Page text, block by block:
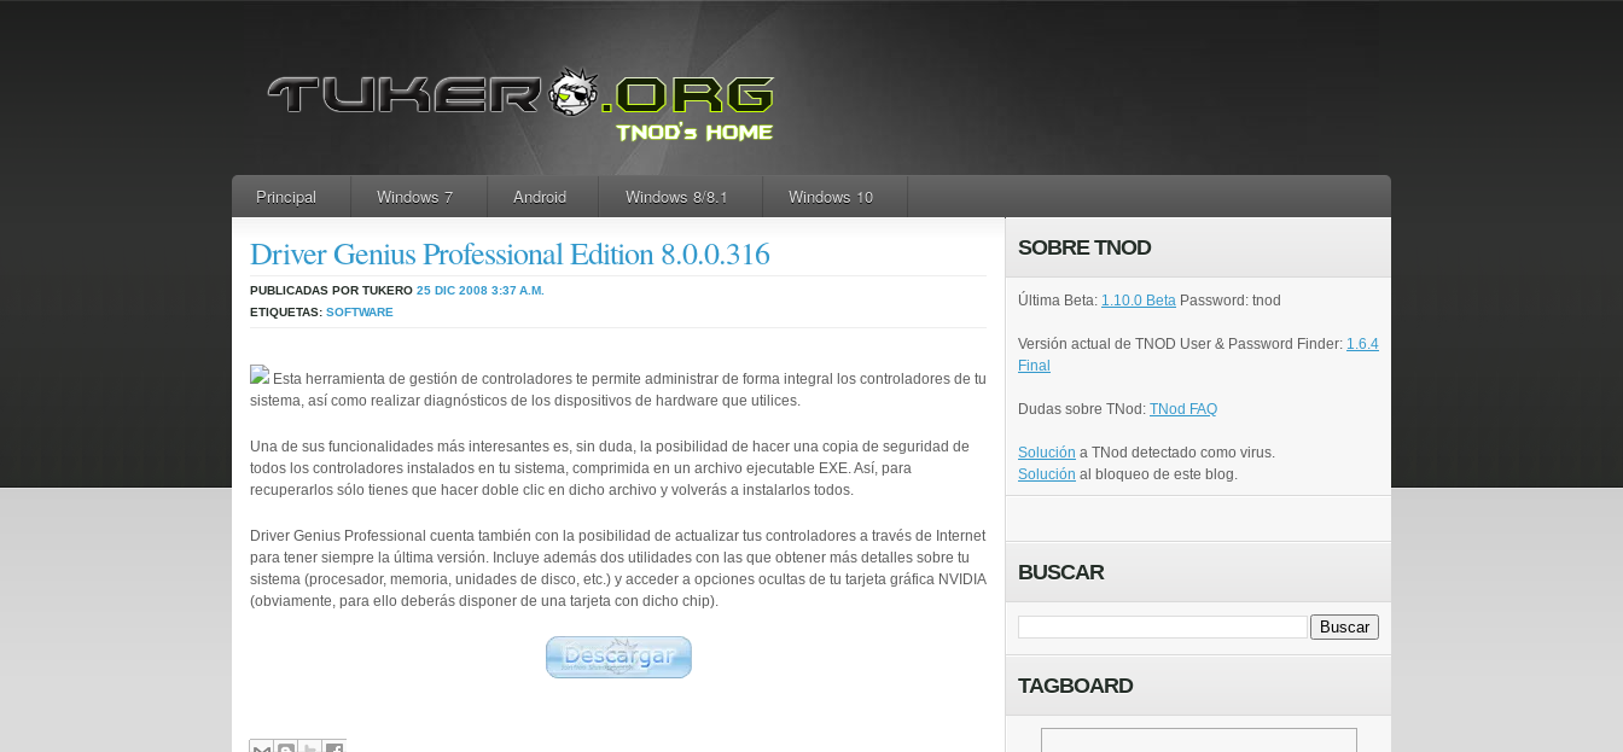
Principal Windows 7 Android Windows 8/8.1 Windows 10
Driver Genius Professional Edition 8.0.0.316
PUBLICADAS POR TUKERO 25 DIC 2008 3:37 A.M.
ETIQUETAS: SOFTWARE
Esta herramienta de gestión de controladores te permite administrar de forma integral los controladores de tu
sistema, así como realizar diagnósticos de los dispositivos de hardware que utilices.
Una de sus funcionalidades más interesantes es, sin duda, la posibilidad de hacer una copia de seguridad de
todos los controladores instalados en tu sistema, comprimida en un archivo ejecutable EXE. Así, para
recuperarlos sólo tienes que hacer doble clic en dicho archivo y volverás a instalarlos todos.
Driver Genius Professional cuenta también con la posibilidad de actualizar tus controladores a través de Internet
para tener siempre la última versión. Incluye además dos utilidades con las que obtener más detalles sobre tu
sistema (procesador, memoria, unidades de disco, etc.) y acceder a opciones ocultas de tu tarjeta gráfica NVIDIA
(obviamente, para ello deberás disponer de una tarjeta con dicho chip).
SOBRE TNOD
Última Beta: 1.10.0 Beta Password: tnod
Versión actual de TNOD User & Password Finder: 1.6.4
Final
Dudas sobre TNod: TNod FAQ
Solución a TNod detectado como virus.
Solución al bloqueo de este blog.
BUSCAR
TAGBOARD